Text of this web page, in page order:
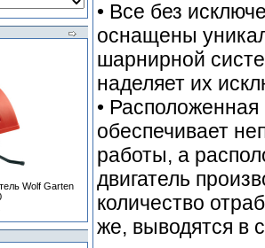
Wolf Garten
• Все без
оснащены
шарнирной
наделяет их
•
обеспечивает
работы, а
двигатель
количество
же, выводятся в